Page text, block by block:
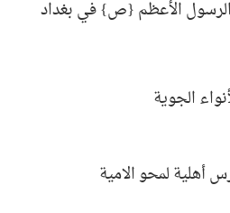
الأعظم {ص} في بغداد
الجوية
أهلية لمحو الامية